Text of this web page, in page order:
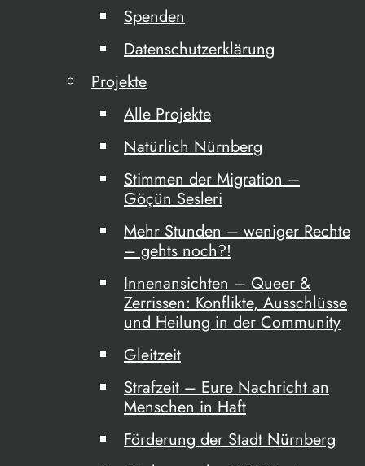
Spenden
Datenschutzerklärung
Projekte
Alle Projekte
Natürlich Nürnberg
Stimmen der Migration –
Göçün Sesleri
Mehr Stunden – weniger Rechte
– gehts noch?!
Innenansichten – Queer &
Zerrissen: Konflikte, Ausschlüsse
und Heilung in der Community
Gleitzeit
Strafzeit – Eure Nachricht an
Menschen in Haft
Förderung der Stadt Nürnberg